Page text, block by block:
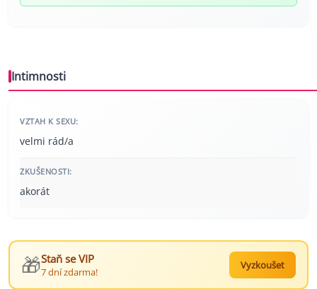
Intimnosti
VZTAH K SEXU:
velmi rád/a
ZKUŠENOSTI:
akorát
🎁Staň se VIP
7 dní zdarma!
Vyzkoušet